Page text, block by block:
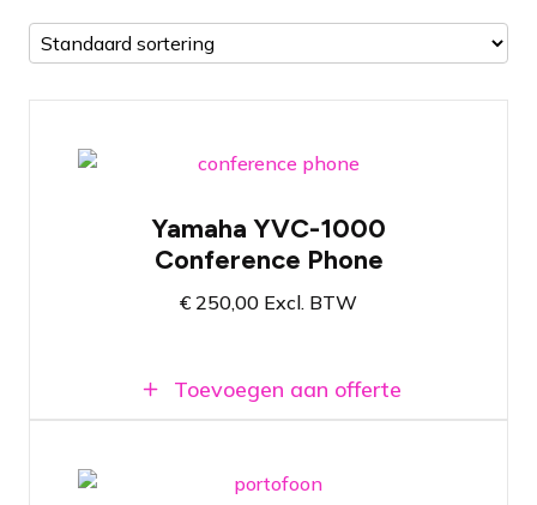
Gebruik je platform naar keuze zoals: MS
Teams, Zoom, Webex of Google Meet
Systeem uit te breiden naar aantal
aanwezigen in de ruimte
Yamaha YVC-1000
Conference Phone
€ 250,00 Excl. BTW
Toevoegen aan offerte